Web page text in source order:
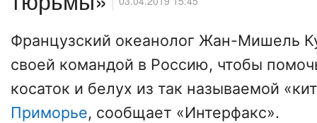
Французский океанолог Жан-Мишель
своей командой в Россию, чтобы
косаток и белух из так называемой
Приморье, сообщает «Интерфакс».